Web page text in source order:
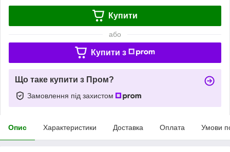
Купити
або
Купити з
Що таке купити з Пром?
Замовлення під захистом
Опис Характеристики Доставка Оплата Умови